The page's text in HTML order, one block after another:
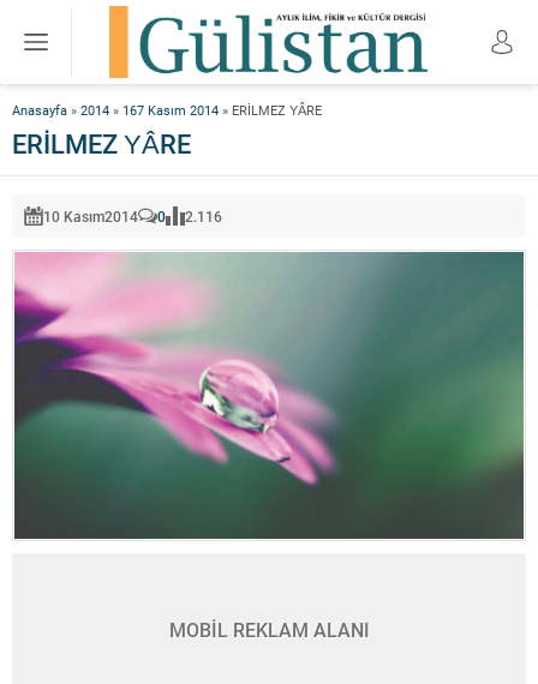
Anasayfa » 2014 » 167 Kasım 2014 » ERİLMEZ YÂRE
ERİLMEZ YÂRE
10 Kasım2014 0 2.116
MOBİL REKLAM ALANI